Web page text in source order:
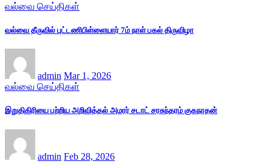
வல்வை செய்திகள்
வல்வை தீருவில் புட்டணிபிள்ளையார் 7ம் நாள் பகல் திருவிழா
admin Mar 1, 2026
வல்வை செய்திகள்
இறுதிகிரியை பற்றிய அறிவித்தல் அமரர் சடாட் சரசுந்தரம் குகநாதன்
admin Feb 28, 2026